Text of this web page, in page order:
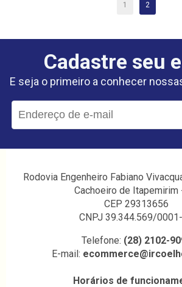
1 2
Cadastre seu
E seja o primeiro a conhecer
Rodovia Engenheiro Fabiano
Cachoeiro de Itapemirim
CEP 29313656
CNPJ 39.344.569/
Telefone: (28) 2102-
E-mail:
Horários de